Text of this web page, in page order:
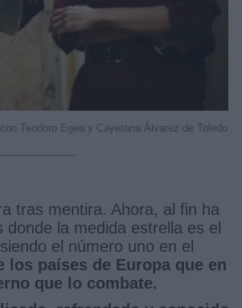
Teodoro Egea y Cayetana Álvarez de Toledo
tras mentira. Ahora, al fin ha
la medida estrella es el
el número uno en el
países de Europa que en
que lo combate.